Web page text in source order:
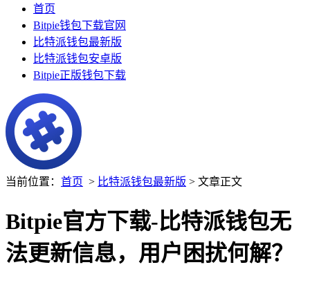
首页
Bitpie钱包下载官网
比特派钱包最新版
比特派钱包安卓版
Bitpie正版钱包下载
当前位置： 首页 > 比特派钱包最新版 > 文章正文
Bitpie官方下载-比特派钱包无
法更新信息，用户困扰何解？